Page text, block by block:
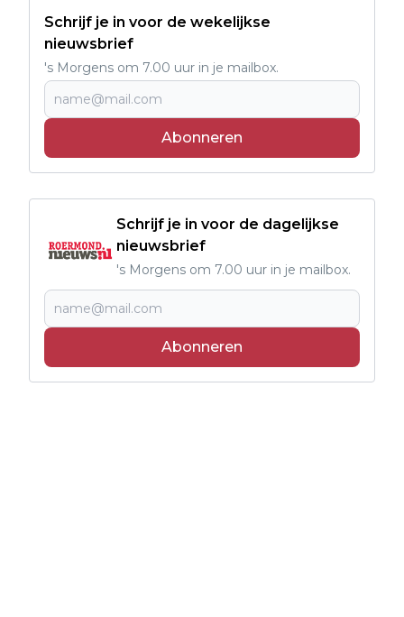
Schrijf je in voor de wekelijkse
nieuwsbrief
's Morgens om 7.00 uur in je mailbox.
Abonneren
Schrijf je in voor de dagelijkse
nieuwsbrief
's Morgens om 7.00 uur in je mailbox.
Abonneren